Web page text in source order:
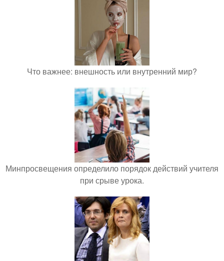
Что важнее: внешность или внутренний мир?
Минпросвещения определило порядок действий учителя
при срыве урока.